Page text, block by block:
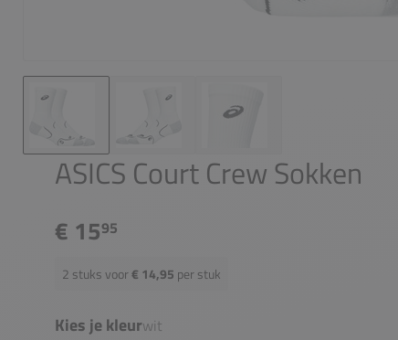
ASICS Court Crew Sokken
€ 1595
2 stuks voor€ 14,95 per stuk
Kies je kleurwit